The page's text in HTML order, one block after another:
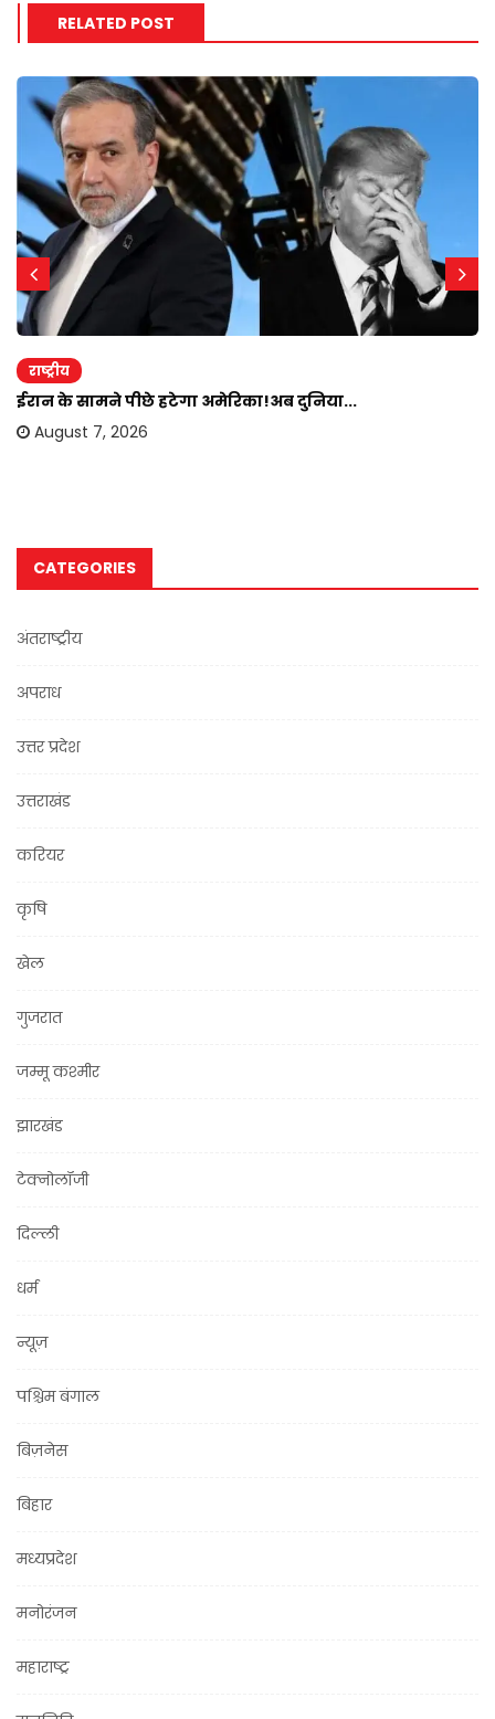
RELATED POST
राष्ट्रीय
ईरान के सामने पीछे हटेगा अमेरिका!अब दुनिया...
August 7, 2026
CATEGORIES
अंतराष्ट्रीय
अपराध
उत्तर प्रदेश
उत्तराखंड
करियर
कृषि
खेल
गुजरात
जम्मू कश्मीर
झारखंड
टेक्नोलॉजी
दिल्ली
धर्म
न्यूज़
पश्चिम बंगाल
बिज़नेस
बिहार
मध्यप्रदेश
मनोरंजन
महाराष्ट्र